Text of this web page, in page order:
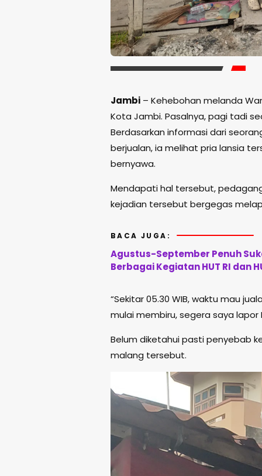
Jambi – Kehebohan melanda
Kota Jambi. Pasalnya, pagi tadi
Berdasarkan informasi dari
berjualan, ia melihat pria lansia
bernyawa.
Mendapati hal tersebut,
kejadian tersebut bergegas
BACA JUGA:
Agustus-September Penuh
Berbagai Kegiatan HUT RI dan
“Sekitar 05.30 WIB, waktu mau
mulai membiru, segera saya lapor
Belum diketahui pasti penyebab
malang tersebut.
Video